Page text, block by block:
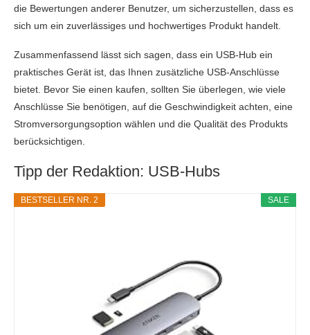
die Bewertungen anderer Benutzer, um sicherzustellen, dass es
sich um ein zuverlässiges und hochwertiges Produkt handelt.
Zusammenfassend lässt sich sagen, dass ein USB-Hub ein
praktisches Gerät ist, das Ihnen zusätzliche USB-Anschlüsse
bietet. Bevor Sie einen kaufen, sollten Sie überlegen, wie viele
Anschlüsse Sie benötigen, auf die Geschwindigkeit achten, eine
Stromversorgungsoption wählen und die Qualität des Produkts
berücksichtigen.
Tipp der Redaktion: USB-Hubs
SALE
BESTSELLER NR. 2